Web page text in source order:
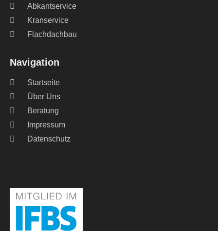
Navigation
Startseite
Über Uns
Beratung
Impressum
Datenschutz
Abkantservice
Kranservice
Flachdachbau